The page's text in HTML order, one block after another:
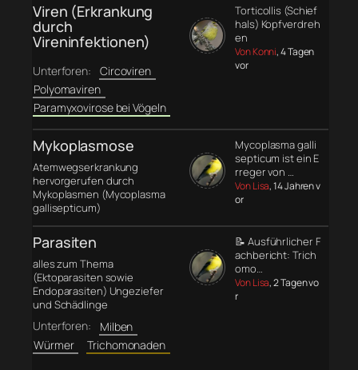
Viren (Erkrankung
durch
Vireninfektionen)
Unterforen:
Circoviren
Polyomaviren
Paramyxovirose bei Vögeln
Torticollis (Schief
hals) Kopfverdreh
en
Von Konni, 4 Tagen
vor
Mykoplasmose
Atemwegserkrankung
hervorgerufen durch
Mykoplasmen (Mycoplasma
gallisepticum)
Mycoplasma galli
septicum ist ein E
rreger von …
Von Lisa, 14 Jahren v
or
Parasiten
alles zum Thema
(Ektoparasiten sowie
Endoparasiten) Ungeziefer
und Schädlinge
Unterforen:
Milben
Würmer
Trichomonaden
📝 Ausführlicher F
achbericht: Trich
omo…
Von Lisa, 2 Tagen vo
r